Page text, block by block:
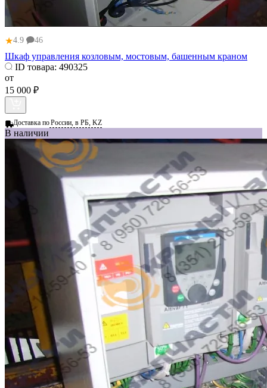
★4.9 46
Шкаф управления козловым, мостовым, башенным краном
ID товара: 490325
от
15 000 ₽
Доставка поРоссии, в РБ, KZ
В наличии